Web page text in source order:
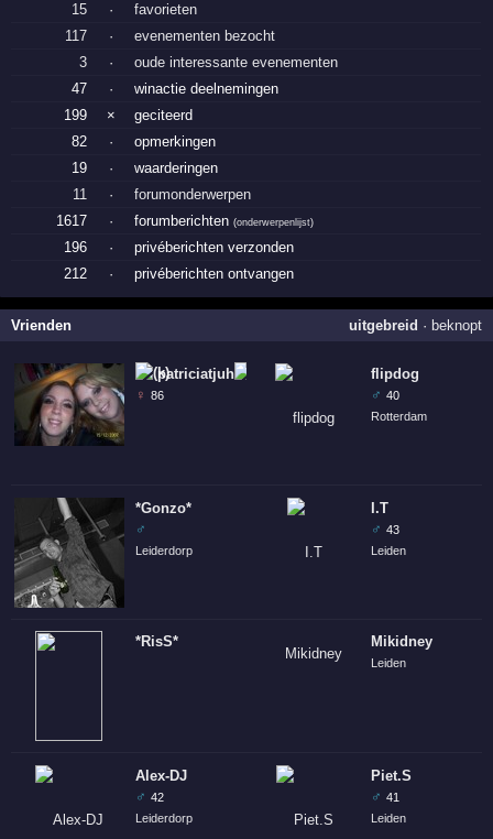
15
·
favorieten
117
·
evenementen bezocht
3
·
oude interessante evenementen
47
·
winactie deelnemingen
199
×
geciteerd
82
·
opmerkingen
19
·
waarderingen
11
·
forumonderwerpen
1617
· forumberichten(onderwerpenlijst)
196 ·
privéberichten verzonden
212
· privéberichten ontvangen
Vrienden uitgebreid · beknopt
patriciatjuh
♀ 86
*Gonzo*
♂
Leiderdorp
*RisS*
Alex-DJ
♂ 42
Leiderdorp
flipdog
♂ 40
Rotterdam
I.T
♂ 43
Leiden
Mikidney
Leiden
Piet.S
♂ 41
Leiden